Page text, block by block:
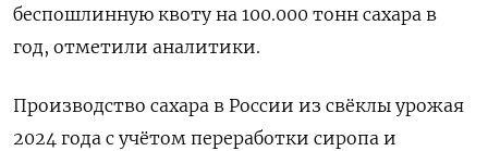
беспошлинную квоту на 100.000 тонн сахара в
год, отметили аналитики.
Производство сахара в России из свёклы урожая
2024 ⁠года с учётом переработки сиропа и